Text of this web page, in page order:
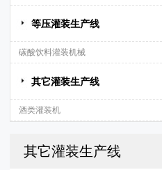
等压灌装生产线
碳酸饮料灌装机械
其它灌装生产线
酒类灌装机
其它灌装生产线